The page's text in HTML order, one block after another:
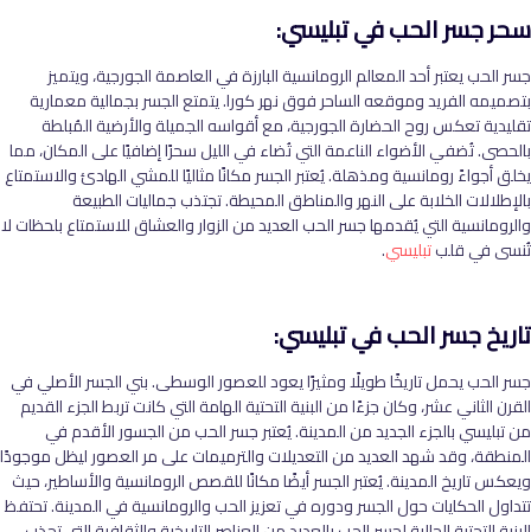
سحر جسر الحب في تبليسي:
جسر الحب يعتبر أحد المعالم الرومانسية البارزة في العاصمة الجورجية، ويتميز
بتصميمه الفريد وموقعه الساحر فوق نهر كورا. يتمتع الجسر بجمالية معمارية
تقليدية تعكس روح الحضارة الجورجية، مع أقواسه الجميلة والأرضية المُبلطة
بالحصى. تُضفي الأضواء الناعمة التي تُضاء في الليل سحرًا إضافيًا على المكان، مما
يخلق أجواءً رومانسية ومذهلة. يُعتبر الجسر مكانًا مثاليًا للمشي الهادئ والاستمتاع
بالإطلالات الخلابة على النهر والمناطق المحيطة. تجتذب جماليات الطبيعة
والرومانسية التي يُقدمها جسر الحب العديد من الزوار والعشاق للاستمتاع بلحظات لا
تُنسى في قلبتبليسي.
تاريخ جسر الحب في تبليسي:
جسر الحب يحمل تاريخًا طويلًا ومثيرًا يعود للعصور الوسطى. بني الجسر الأصلي في
القرن الثاني عشر، وكان جزءًا من البنية التحتية الهامة التي كانت تربط الجزء القديم
من تبليسي بالجزء الجديد من المدينة. يُعتبر جسر الحب من الجسور الأقدم في
المنطقة، وقد شهد العديد من التعديلات والترميمات على مر العصور ليظل موجودًا
ويعكس تاريخ المدينة. يُعتبر الجسر أيضًا مكانًا للقصص الرومانسية والأساطير، حيث
تتداول الحكايات حول الجسر ودوره في تعزيز الحب والرومانسية في المدينة. تحتفظ